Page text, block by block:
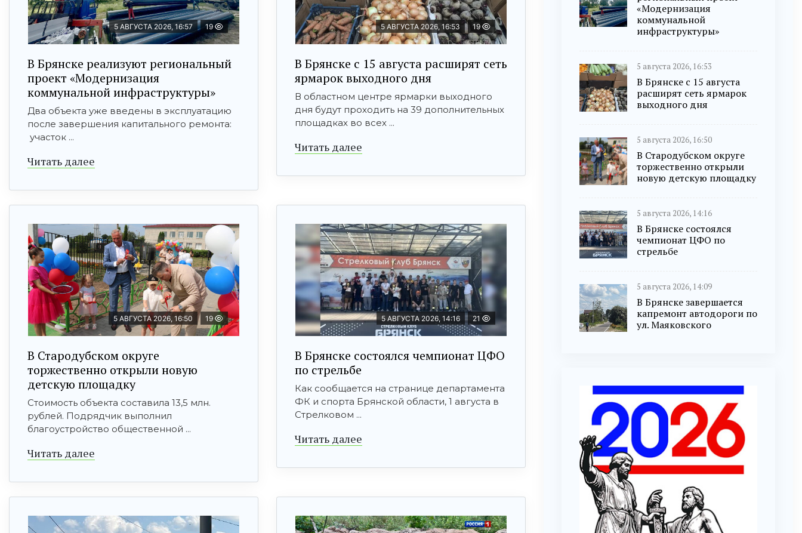
5 АВГУСТА 2026, 16:57 19
В Брянске реализуют региональный
проект «Модернизация
коммунальной инфраструктуры»
Два объекта уже введены в эксплуатацию
после завершения капитального ремонта:
участок ...
Читать далее
5 АВГУСТА 2026, 16:53 19
В Брянске с 15 августа расширят сеть
ярмарок выходного дня
В областном центре ярмарки выходного
дня будут проходить на 39 дополнительных
площадках во всех ...
Читать далее
5 АВГУСТА 2026, 16:50 19
В Стародубском округе
торжественно открыли новую
детскую площадку
Стоимость объекта составила 13,5 млн.
рублей. Подрядчик выполнил
благоустройство общественной ...
Читать далее
5 АВГУСТА 2026, 14:16 21
В Брянске состоялся чемпионат ЦФО
по стрельбе
Как сообщается на странице департамента
ФК и спорта Брянской области, 1 августа в
Стрелковом ...
Читать далее
«Модернизация
коммунальной
инфраструктуры»
5 августа 2026, 16:53
В Брянске с 15 августа
расширят сеть ярмарок
выходного дня
5 августа 2026, 16:50
В Стародубском округе
торжественно открыли
новую детскую площадку
5 августа 2026, 14:16
В Брянске состоялся
чемпионат ЦФО по
стрельбе
5 августа 2026, 14:09
В Брянске завершается
капремонт автодороги по
ул. Маяковского